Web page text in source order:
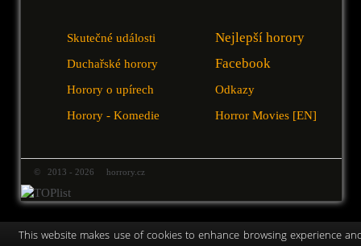
Skutečné události
Duchařské horory
Horory o upírech
Horory - Komedie
Nejlepší horory
Facebook
Odkazy
Horror Movies [EN]
© 2013 - 2026 horrory.cz
This website makes use of cookies to enhance browsing experience